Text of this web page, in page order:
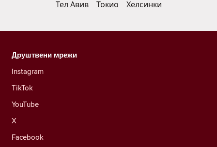
Тел Авив
Токио Хелсинки
Друштвени мрежи
Instagram
TikTok
YouTube
X
Facebook